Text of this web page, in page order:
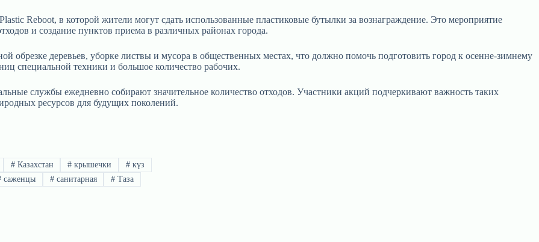
Reboot, в которой жители могут сдать использованные пластиковые бутылки за вознаграждение. Это мероприятие
и создание пунктов приема в различных районах города.
обрезке деревьев, уборке листвы и мусора в общественных местах, что должно помочь подготовить город к осенне-зимнему
специальной техники и большое количество рабочих.
службы ежедневно собирают значительное количество отходов. Участники акций подчеркивают важность таких
ресурсов для будущих поколений.
#Казахстан # крышечки # күз
саженцы #санитарная # Таза